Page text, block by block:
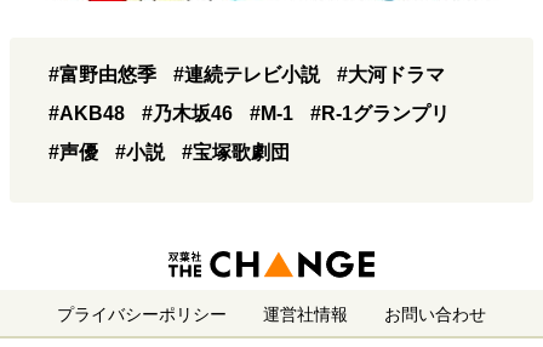
#富野由悠季 #連続テレビ小説
#大河ドラマ
#AKB48
#乃木坂46 #M-1
#R-1グランプリ
#声優
#小説 #宝塚歌劇団
プライバシーポリシー 運営社情報 お問い合わせ